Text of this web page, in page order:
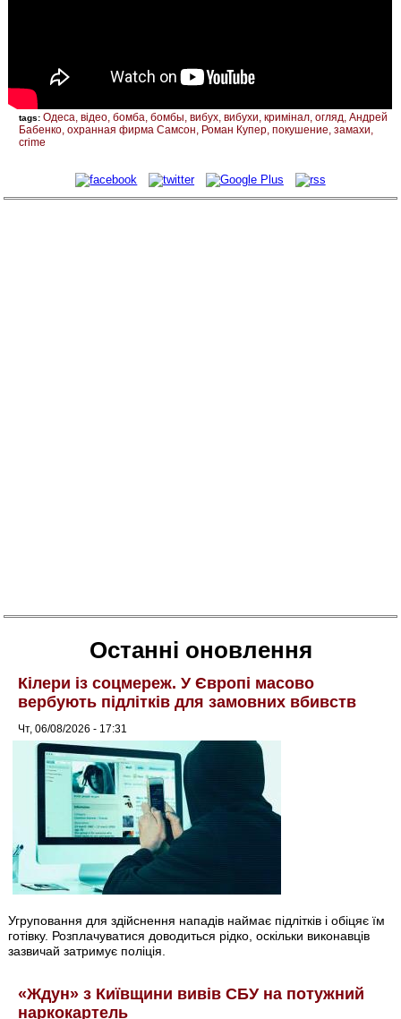
tags:Одеса відео бомба бомбы вибух вибухи кримінал огляд Андрей
Бабенко охранная фирма Самсон Роман Купер покушение замахи
crime
Останні оновлення
Кілери із соцмереж. У Європі масово
вербують підлітків для замовних вбивств
Чт, 06/08/2026 - 17:31
Угруповання для здійснення нападів наймає підлітків і обіцяє їм
готівку. Розплачуватися доводиться рідко, оскільки виконавців
зазвичай затримує поліція.
«Ждун» з Київщини вивів СБУ на потужний
наркокартель